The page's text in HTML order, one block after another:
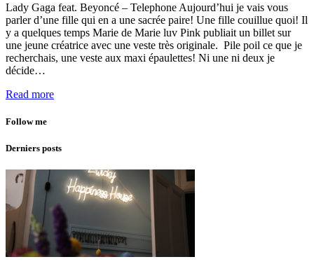
Lady Gaga feat. Beyoncé – Telephone Aujourd’hui je vais vous
parler d’une fille qui en a une sacrée paire! Une fille couillue quoi! Il
y a quelques temps Marie de Marie luv Pink publiait un billet sur
une jeune créatrice avec une veste très originale. Pile poil ce que je
recherchais, une veste aux maxi épaulettes! Ni une ni deux je
décide…
Read more
Follow me
Derniers posts